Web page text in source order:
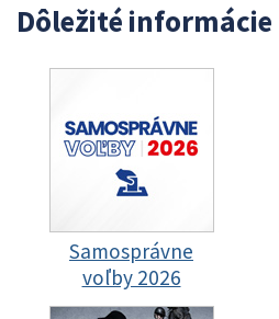
Dôležité informácie
Samosprávne
voľby 2026